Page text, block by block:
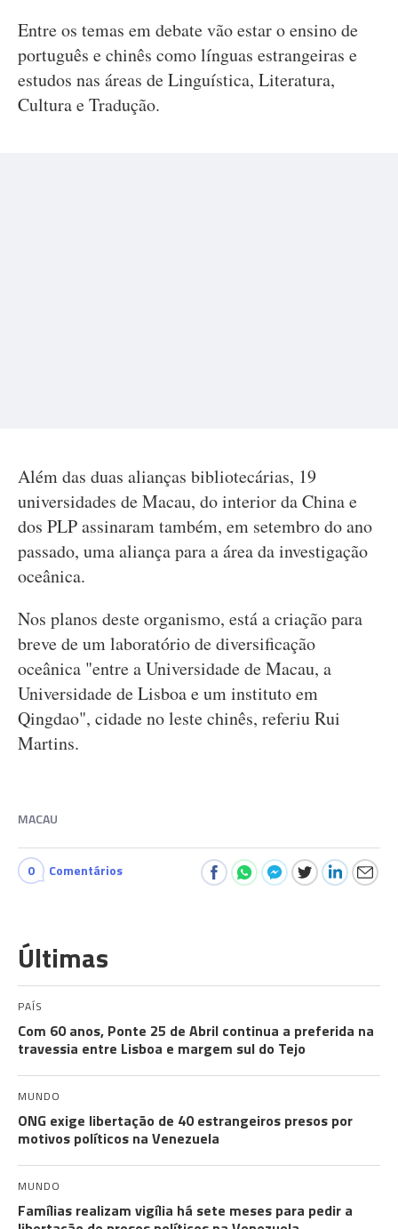
Entre os temas em debate vão estar o ensino de
português e chinês como línguas estrangeiras e
estudos nas áreas de Linguística, Literatura,
Cultura e Tradução.
Além das duas alianças bibliotecárias, 19
universidades de Macau, do interior da China e
dos PLP assinaram também, em setembro do ano
passado, uma aliança para a área da investigação
oceânica.
Nos planos deste organismo, está a criação para
breve de um laboratório de diversificação
oceânica "entre a Universidade de Macau, a
Universidade de Lisboa e um instituto em
Qingdao", cidade no leste chinês, referiu Rui
Martins.
MACAU
0 Comentários
Últimas
PAÍS
Com 60 anos, Ponte 25 de Abril continua a preferida na
travessia entre Lisboa e margem sul do Tejo
MUNDO
ONG exige libertação de 40 estrangeiros presos por
motivos políticos na Venezuela
MUNDO
Famílias realizam vigília há sete meses para pedir a